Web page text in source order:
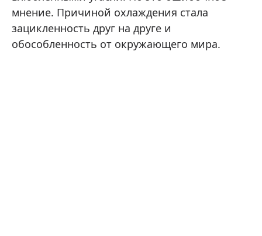
мнение. Причиной охлаждения стала
зацикленность друг на друге и
обособленность от окружающего мира.